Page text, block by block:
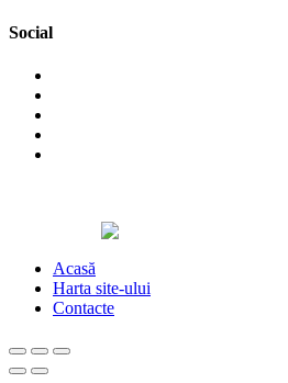
Social
Acasă
Harta site-ului
Contacte